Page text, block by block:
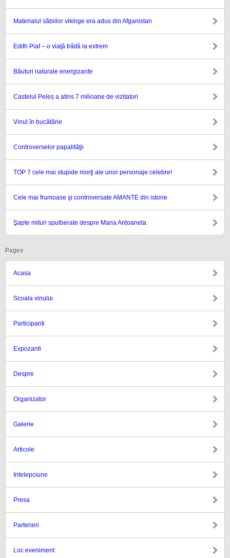
Materialul săbiilor vikinge era adus din Afganistan
Edith Piaf – o viaţă trăită la extrem
Băuturi naturale energizante
Castelul Peleș a atins 7 milioane de vizitatori
Vinul în bucătărie
Controverselor papalităţii
TOP 7 cele mai stupide morţi ale unor personaje celebre!
Cele mai frumoase şi controversate AMANTE din istorie
Şapte mituri spulberate despre Maria Antoaneta
Pages
Acasa
Scoala vinului
Participanti
Expozanti
Despre
Organizator
Galerie
Articole
Intelepciune
Presa
Parteneri
Loc eveniment